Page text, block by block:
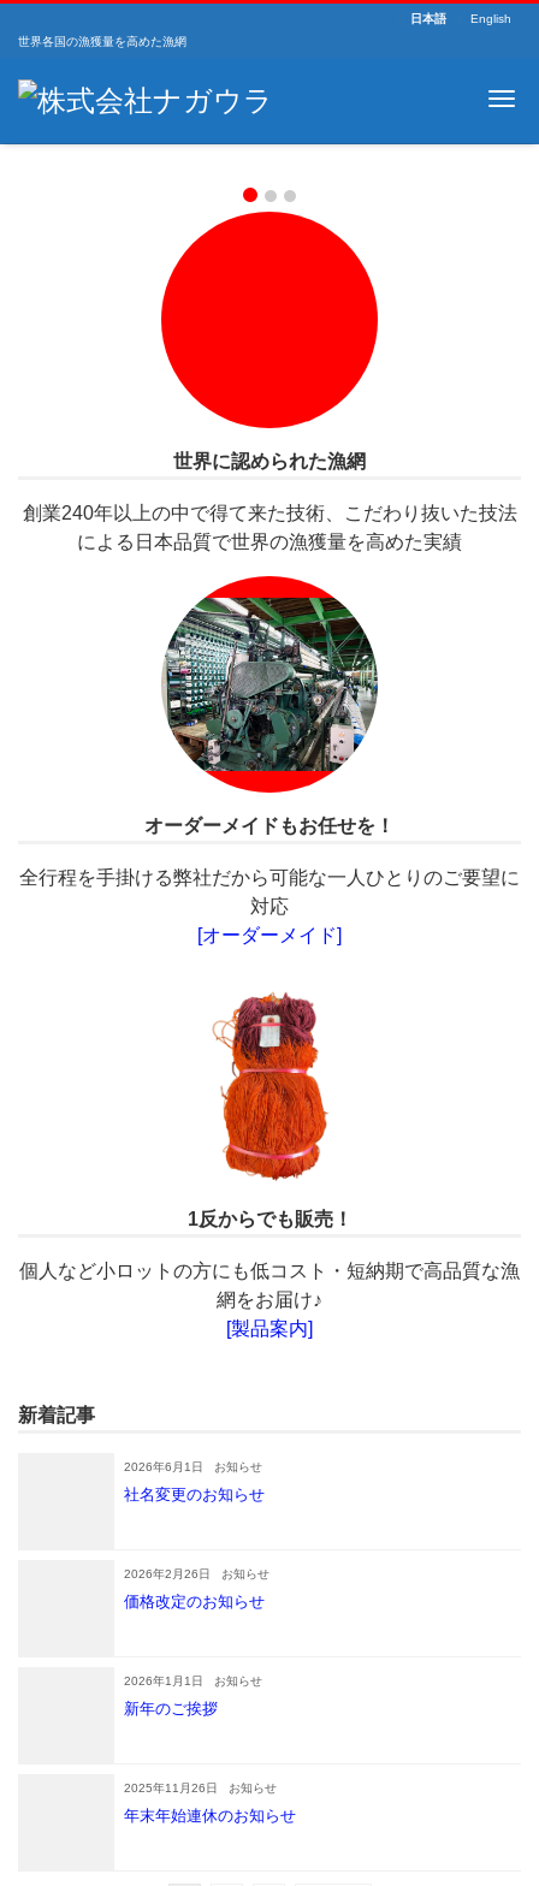
日本語
English
世界各国の漁獲量を高めた漁網
世界に認められた漁網
創業240年以上の中で得て来た技術、こだわり抜いた技法
による日本品質で世界の漁獲量を高めた実績
オーダーメイドもお任せを！
全行程を手掛ける弊社だから可能な一人ひとりのご要望に
対応
[オーダーメイド]
1反からでも販売！
個人など小ロットの方にも低コスト・短納期で高品質な漁
網をお届け♪
[製品案内]
新着記事
2026年6月1日 お知らせ
社名変更のお知らせ
2026年2月26日 お知らせ
価格改定のお知らせ
2026年1月1日 お知らせ
新年のご挨拶
2025年11月26日 お知らせ
年末年始連休のお知らせ